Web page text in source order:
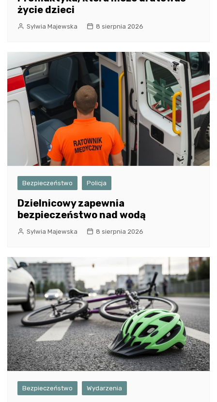
życie dzieci
Sylwia Majewska 8 sierpnia 2026
Bezpieczeństwo Policja
Dzielnicowy zapewnia
bezpieczeństwo nad wodą
Sylwia Majewska 8 sierpnia 2026
Bezpieczeństwo Wydarzenia